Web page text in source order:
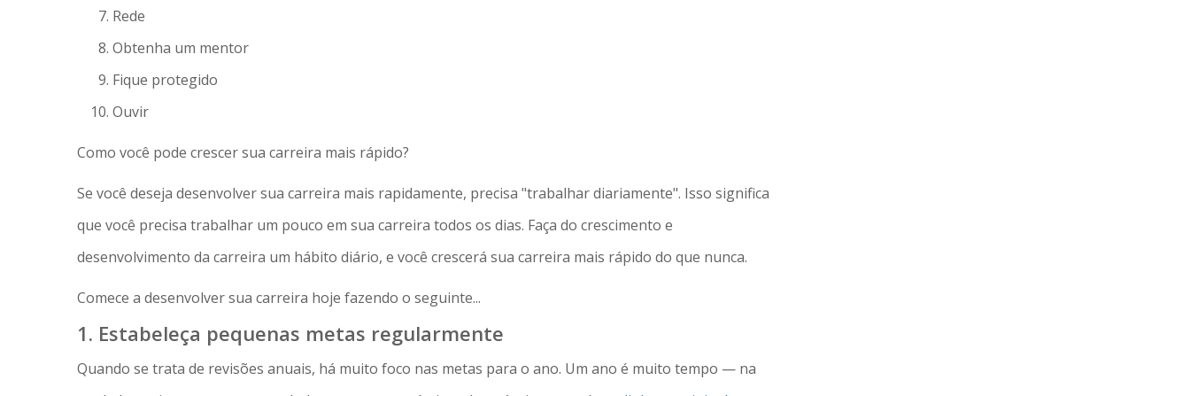
Rede
Obtenha um mentor
Fique protegido
Ouvir
Como você pode crescer sua carreira mais rápido?
Se você deseja desenvolver sua carreira mais rapidamente, precisa "trabalhar diariamente". Isso significa
que você precisa trabalhar um pouco em sua carreira todos os dias. Faça do crescimento e
desenvolvimento da carreira um hábito diário, e você crescerá sua carreira mais rápido do que nunca.
Comece a desenvolver sua carreira hoje fazendo o seguinte...
1. Estabeleça pequenas metas regularmente
Quando se trata de revisões anuais, há muito foco nas metas para o ano. Um ano é muito tempo — na